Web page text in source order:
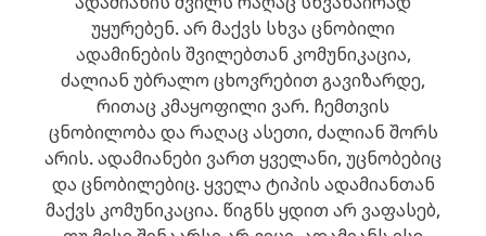
უყურებენ. არ მაქვს სხვა ცნობილი
ადამინების შვილებთან კომუნიკაცია,
ძალიან უბრალო ცხოვრებით გავიზარდე,
რითაც კმაყოფილი ვარ. ჩემთვის
ცნობილობა და რაღაც ასეთი, ძალიან შორს
არის. ადამიანები ვართ ყველანი, უცნობებიც
და ცნობილებიც. ყველა ტიპის ადამიანთან
მაქვს კომუნიკაცია. წიგნს ყდით არ ვაფასებ,